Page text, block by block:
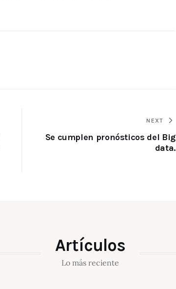
NEXT
Se cumplen pronósticos del Big
data.
Artículos
Lo más reciente